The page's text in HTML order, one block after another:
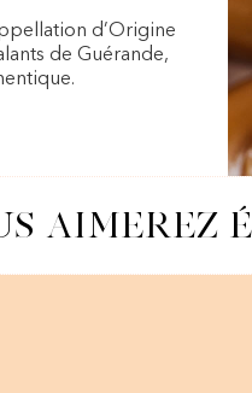
d’Origine
de Guérande,
AIMEREZ